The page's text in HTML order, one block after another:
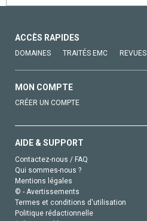
ACCÈS RAPIDES
DOMAINES TRAITÉS EMC REVUES
MON COMPTE
CRÉER UN COMPTE
AIDE & SUPPORT
Contactez-nous / FAQ
Qui sommes-nous ?
Mentions légales
© - Avertissements
Termes et conditions d'utilisation
Politique rédactionnelle